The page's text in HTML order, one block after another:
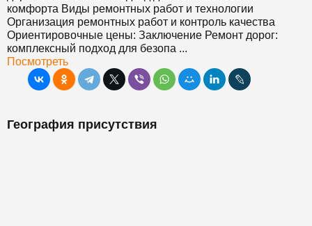
комфорта Виды ремонтных работ и технологии
Организация ремонтных работ и контроль качества
Ориентировочные цены: Заключение Ремонт дорог:
комплексный подход для безопа ...
Посмотреть
География присутствия